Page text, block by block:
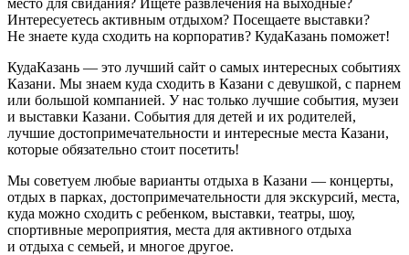
Интересуетесь активным отдыхом? Посещаете выставки?
Не знаете куда сходить на корпоратив? КудаКазань поможет!
КудаКазань — это лучший сайт о самых интересных событиях
Казани. Мы знаем куда сходить в Казани с девушкой, с парнем
или большой компанией. У нас только лучшие события, музеи
и выставки Казани. События для детей и их родителей,
лучшие достопримечательности и интересные места Казани,
которые обязательно стоит посетить!
Мы советуем любые варианты отдыха в Казани — концерты,
отдых в парках, достопримечательности для экскурсий, места,
куда можно сходить с ребенком, выставки, театры, шоу,
спортивные мероприятия, места для активного отдыха
и отдыха с семьей, и многое другое.